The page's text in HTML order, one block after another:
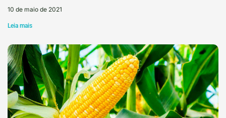
10 de maio de 2021
Leia mais